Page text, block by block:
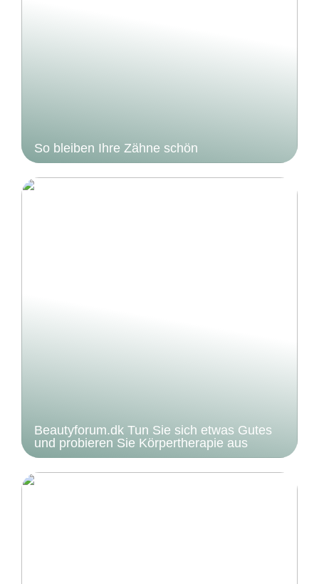
So bleiben Ihre Zähne schön
Beautyforum.dk Tun Sie sich etwas Gutes
und probieren Sie Körpertherapie aus